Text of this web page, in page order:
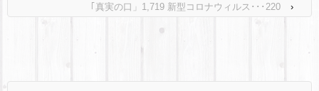
｢真実の口」1,719 新型コロナウィルス･･･220
›